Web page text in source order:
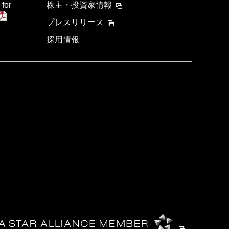
for
株主・投資家情報
プレスリリース
採用情報